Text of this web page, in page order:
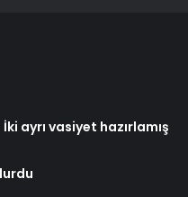
ayrı vasiyet hazırlamış